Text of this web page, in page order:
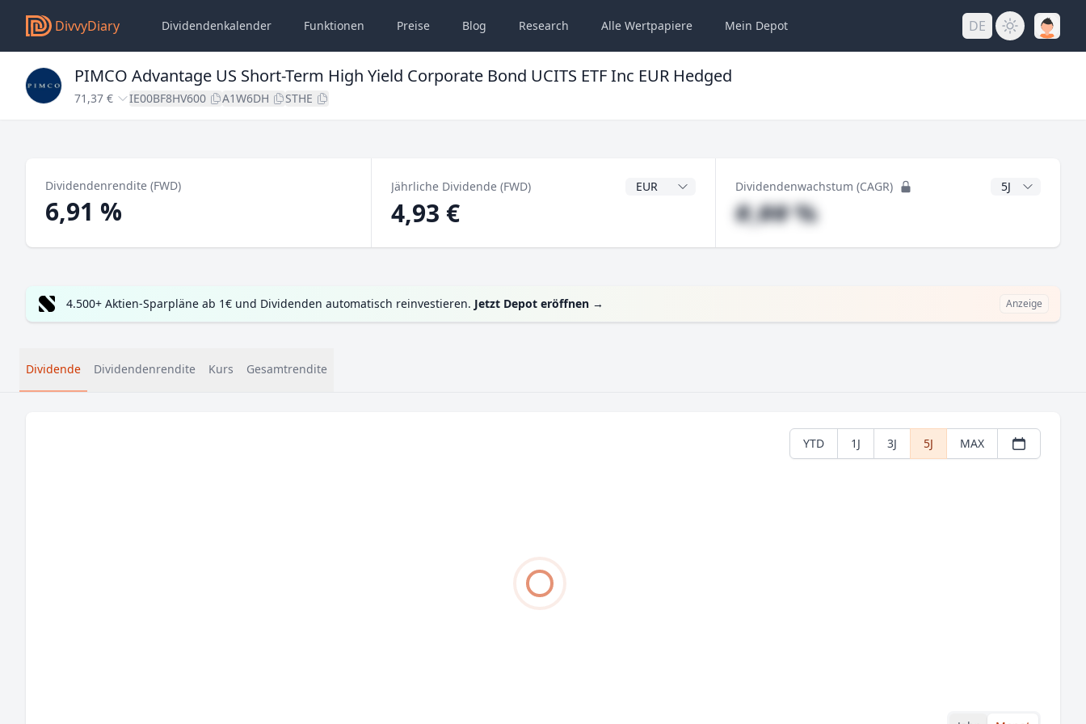
DivvyDiary Dividendenkalender Funktionen Preise Blog Research Alle Wertpapiere Mein Depot DE
PIMCO Advantage US Short-Term High Yield Corporate Bond UCITS ETF Inc EUR Hedged
71,37 € IE00BF8HV600 A1W6DH STHE
Dividendenrendite (FWD)
6,91 %
Jährliche Dividende (FWD) Dividendenwährung
4,93 €
Dividendenwachstum (CAGR) CAGR Jahre
#,## %
4.500+ Aktien-Sparpläne ab 1€ und Dividenden automatisch reinvestieren. Jetzt Depot eröffnen → Anzeige
Dividende Dividendenrendite Kurs Gesamtrendite
YTD 1J 3J 5J MAX